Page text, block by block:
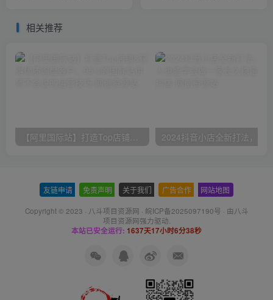
相关推荐
【阿里国际站】打造Top店铺&获得优质询盘客户，​95%的国际站讲师不会说的运营技巧
友链申请 免责声明 关于我们 广告合作 网站地图
Copyright © 2023 · 八斗项目资源网 · 皖ICP备2025097190号 · 由八斗
项目资源网强力驱动.
本站已安全运行: 1637天17小时6分38秒